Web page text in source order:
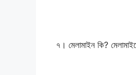
৭। মেলামাইন কি?